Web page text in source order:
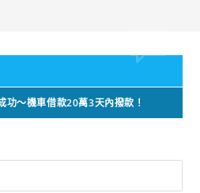
功～機車借款20萬3天內撥款！